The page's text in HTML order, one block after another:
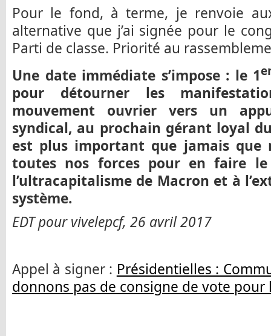
Pour le fond, à terme, je renvoie
alternative que j’ai signée pour le
Parti de classe. Priorité au
Une date immédiate s’impose : le 1
pour détourner les
mouvement ouvrier vers un
syndical, au prochain gérant loyal
est plus important que jamais que
toutes nos forces pour en faire
l’ultracapitalisme de Macron et à
système.
EDT pour vivelepcf, 26 avril 2017
Appel à signer : Présidentielles :
donnons pas de consigne de vote pour